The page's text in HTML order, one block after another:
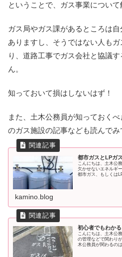
ということで、ガス事業について
ガス局やガス課があるところは
ありますし、そうではない人も
り、道路工事でガス会社と協議
ん。
知っておいて損はしないはず！
また、土木公務員が知っておく
のガス施設の記事なども読んでみ
都市ガスとLPガ
こんにちは、土木公
欠かせないエネルギ
都市ガス、もしくは
kamino.blog
初心者でもわか
こんにちは、土木公
の管理などで関わり
木公務員が関わるの